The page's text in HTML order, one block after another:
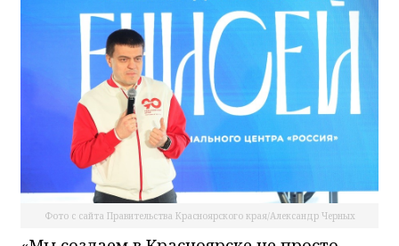
Фото с сайта Правительства Красноярского края/Александр Черных